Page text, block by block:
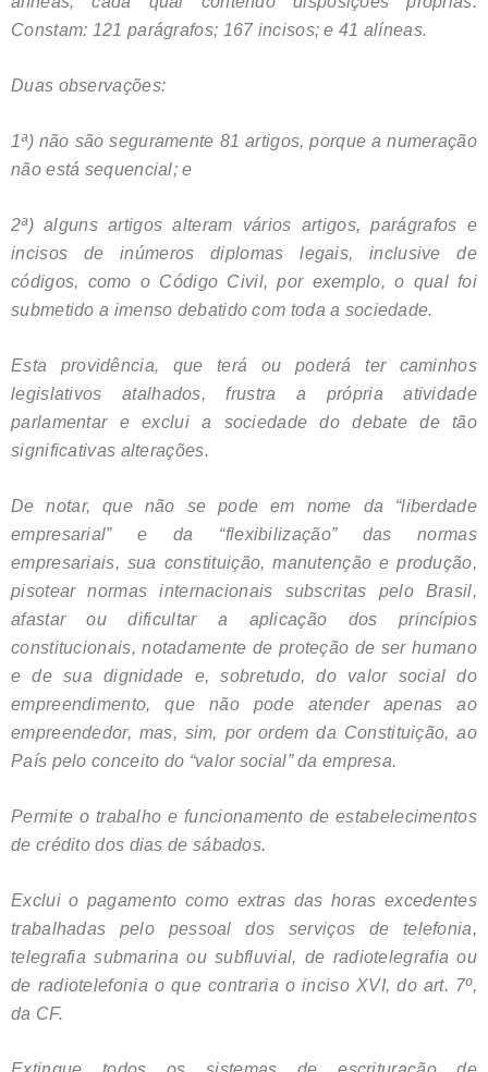
Constam: 121 parágrafos; 167 incisos; e 41 alíneas.
Duas observações:
1ª) não são seguramente 81 artigos, porque a numeração
não está sequencial; e
2ª) alguns artigos alteram vários artigos, parágrafos e
incisos de inúmeros diplomas legais, inclusive de
códigos, como o Código Civil, por exemplo, o qual foi
submetido a imenso debatido com toda a sociedade.
Esta providência, que terá ou poderá ter caminhos
legislativos atalhados, frustra a própria atividade
parlamentar e exclui a sociedade do debate de tão
significativas alterações.
De notar, que não se pode em nome da “liberdade
empresarial” e da “flexibilização” das normas
empresariais, sua constituição, manutenção e produção,
pisotear normas internacionais subscritas pelo Brasil,
afastar ou dificultar a aplicação dos princípios
constitucionais, notadamente de proteção de ser humano
e de sua dignidade e, sobretudo, do valor social do
empreendimento, que não pode atender apenas ao
empreendedor, mas, sim, por ordem da Constituição, ao
País pelo conceito do “valor social” da empresa.
Permite o trabalho e funcionamento de estabelecimentos
de crédito dos dias de sábados.
Exclui o pagamento como extras das horas excedentes
trabalhadas pelo pessoal dos serviços de telefonia,
telegrafia submarina ou subfluvial, de radiotelegrafia ou
de radiotelefonia o que contraria o inciso XVI, do art. 7º,
da CF.